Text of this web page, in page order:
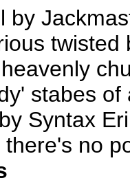
by
stabes
Syntax
no